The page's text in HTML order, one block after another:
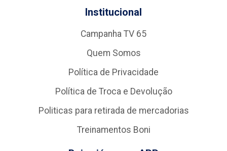
Institucional
Campanha TV 65
Quem Somos
Política de Privacidade
Política de Troca e Devolução
Politicas para retirada de mercadorias
Treinamentos Boni